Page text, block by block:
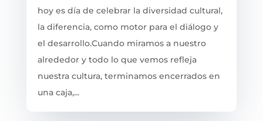
hoy es día de celebrar la diversidad cultural,
la diferencia, como motor para el diálogo y
el desarrollo.Cuando miramos a nuestro
alrededor y todo lo que vemos refleja
nuestra cultura, terminamos encerrados en
una caja,...